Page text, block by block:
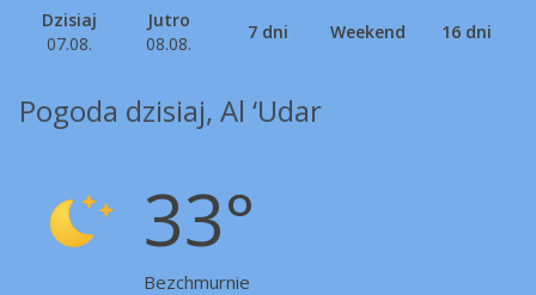
Dzisiaj
07.08.
Jutro
08.08.
7 dni Weekend 16 dni
Pogoda dzisiaj, Al ‘Udar
33°
Bezchmurnie